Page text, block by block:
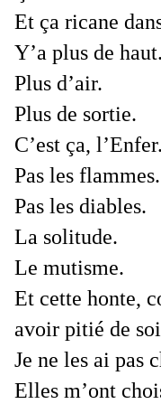
Et ça ricane
Y’a plus de haut.
Plus d’air.
Plus de sortie.
C’est ça, l’Enfer.
Pas les flammes.
Pas les diables.
La solitude.
Le mutisme.
Et cette honte,
avoir pitié de
Je ne les ai pas
Elles m’ont